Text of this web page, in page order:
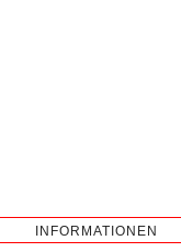
INFORMATIONEN